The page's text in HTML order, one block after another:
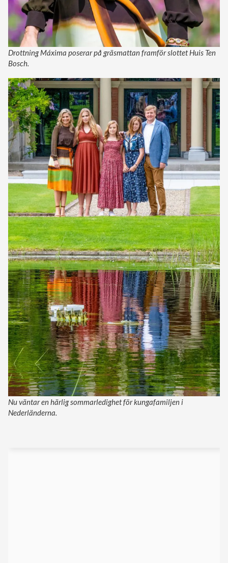
Drottning Máxima poserar på gräsmattan framför slottet Huis Ten
Bosch.
Nu väntar en härlig sommarledighet för kungafamiljen i
Nederländerna.